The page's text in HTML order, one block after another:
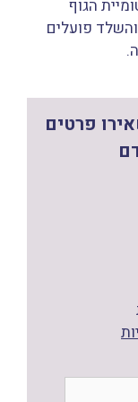
הגוף
פועלים
פרטים